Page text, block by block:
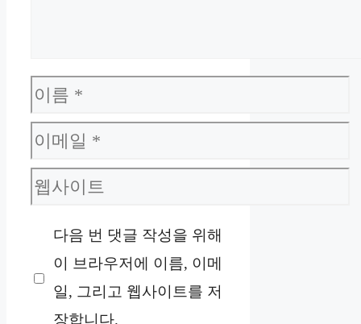
이
름
이
메
일
웹
사
다음 번 댓글 작성을 위해
이 브라우저에 이름, 이메
일, 그리고 웹사이트를 저
장합니다.